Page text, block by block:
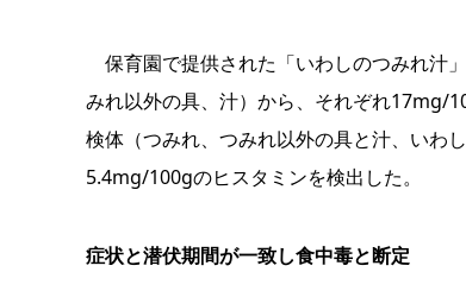
保育園で提供された「いわしのつみれ汁
みれ以外の具、汁）から、それぞれ17mg/
検体（つみれ、つみれ以外の具と汁、いわ
5.4mg/100gのヒスタミンを検出した。
症状と潜伏期間が一致し食中毒と断定